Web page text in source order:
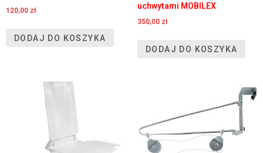
120,00 zł
DODAJ DO KOSZYKA
uchwytami MOBILEX
350,00 zł
DODAJ DO KOSZYKA